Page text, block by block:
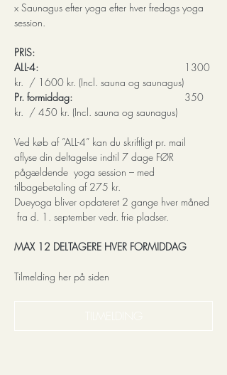
x Saunagus efter yoga efter hver fredags yoga
session.
PRIS:
ALL-4:
kr.  / 1600 kr. (Incl. sauna og saunagus)
Pr. formiddag:
kr.  / 450 kr. (Incl. sauna og saunagus)
Ved køb af ”ALL-4” kan du skriftligt pr. mail
aflyse din deltagelse indtil 7 dage FØR
pågældende  yoga session – med
tilbagebetaling af 275 kr.
Dueyoga bliver opdateret 2 gange hver måned
fra d. 1. september vedr. frie pladser.
MAX 12 DELTAGERE HVER FORMIDDAG
Tilmelding her på siden